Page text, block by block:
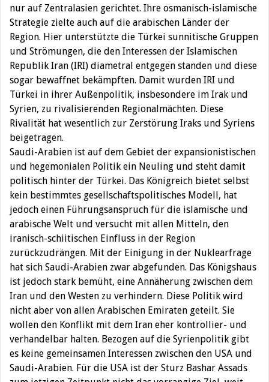
nur auf Zentralasien gerichtet. Ihre osmanisch-islamische
Strategie zielte auch auf die arabischen Länder der
Region. Hier unterstützte die Türkei sunnitische Gruppen
und Strömungen, die den Interessen der Islamischen
Republik Iran (IRI) diametral entgegen standen und diese
sogar bewaffnet bekämpften. Damit wurden IRI und
Türkei in ihrer Außenpolitik, insbesondere im Irak und
Syrien, zu rivalisierenden Regionalmächten. Diese
Rivalität hat wesentlich zur Zerstörung Iraks und Syriens
beigetragen.
Saudi-Arabien ist auf dem Gebiet der expansionistischen
und hegemonialen Politik ein Neuling und steht damit
politisch hinter der Türkei. Das Königreich bietet selbst
kein bestimmtes gesellschaftspolitisches Modell, hat
jedoch einen Führungsanspruch für die islamische und
arabische Welt und versucht mit allen Mitteln, den
iranisch-schiitischen Einfluss in der Region
zurückzudrängen. Mit der Einigung in der Nuklearfrage
hat sich Saudi-Arabien zwar abgefunden. Das Königshaus
ist jedoch stark bemüht, eine Annäherung zwischen dem
Iran und den Westen zu verhindern. Diese Politik wird
nicht aber von allen Arabischen Emiraten geteilt. Sie
wollen den Konflikt mit dem Iran eher kontrollier- und
verhandelbar halten. Bezogen auf die Syrienpolitik gibt
es keine gemeinsamen Interessen zwischen den USA und
Saudi-Arabien. Für die USA ist der Sturz Bashar Assads